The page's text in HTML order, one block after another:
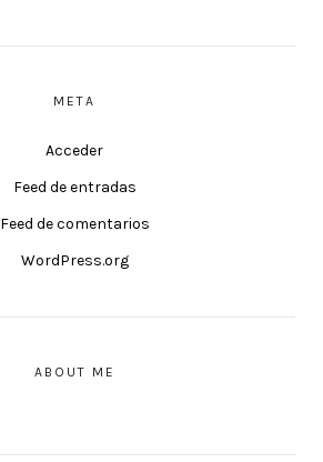
META
Acceder
Feed de entradas
Feed de comentarios
WordPress.org
ABOUT ME